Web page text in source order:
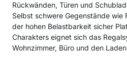
Rückwänden, Türen und
Selbst schwere Gegenstände wie
der hohen Belastbarkeit sicher
Charakters eignet sich das
Wohnzimmer, Büro und den